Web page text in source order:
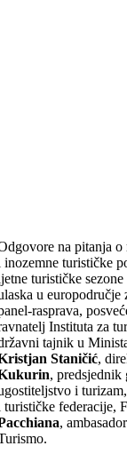
na pitanja o
inozemne turističke
turističke
u europodručje
rasprava,
Instituta za
tajnik u
Staničić,
, predsjednik
i
turističke federacije,
,